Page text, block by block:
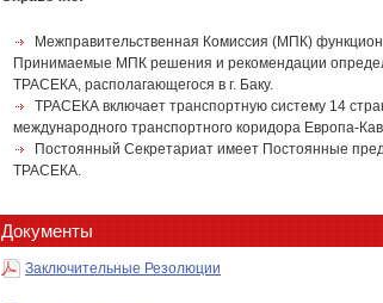
Межправительственная Комиссия (МПК)
Принимаемые МПК решения и рекомендации
ТРАСЕКА, располагающегося в г. Баку.
ТРАСЕКА включает транспортную систему 14
международного транспортного коридора Европа-
Постоянный Секретариат имеет Постоянные
ТРАСЕКА.
Документы
Заключительные Резолюции